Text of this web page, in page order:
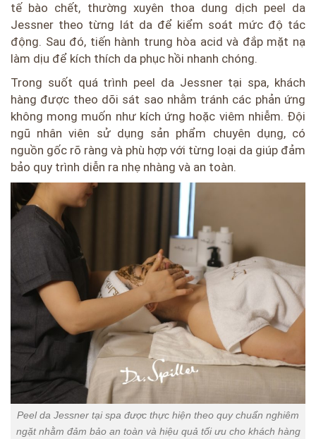
tế bào chết, thường xuyên thoa dung dịch peel da
Jessner theo từng lát da để kiểm soát mức độ tác
động. Sau đó, tiến hành trung hòa acid và đắp mặt nạ
làm dịu để kích thích da phục hồi nhanh chóng.
Trong suốt quá trình peel da Jessner tại spa, khách
hàng được theo dõi sát sao nhằm tránh các phản ứng
không mong muốn như kích ứng hoặc viêm nhiễm. Đội
ngũ nhân viên sử dụng sản phẩm chuyên dụng, có
nguồn gốc rõ ràng và phù hợp với từng loại da giúp đảm
bảo quy trình diễn ra nhẹ nhàng và an toàn.
Peel da Jessner tại spa được thực hiện theo quy chuẩn nghiêm
ngặt nhằm đảm bảo an toàn và hiệu quả tối ưu cho khách hàng